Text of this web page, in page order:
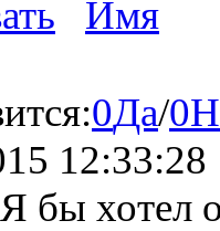
Имя
0Да/0
12:33:28
хотел